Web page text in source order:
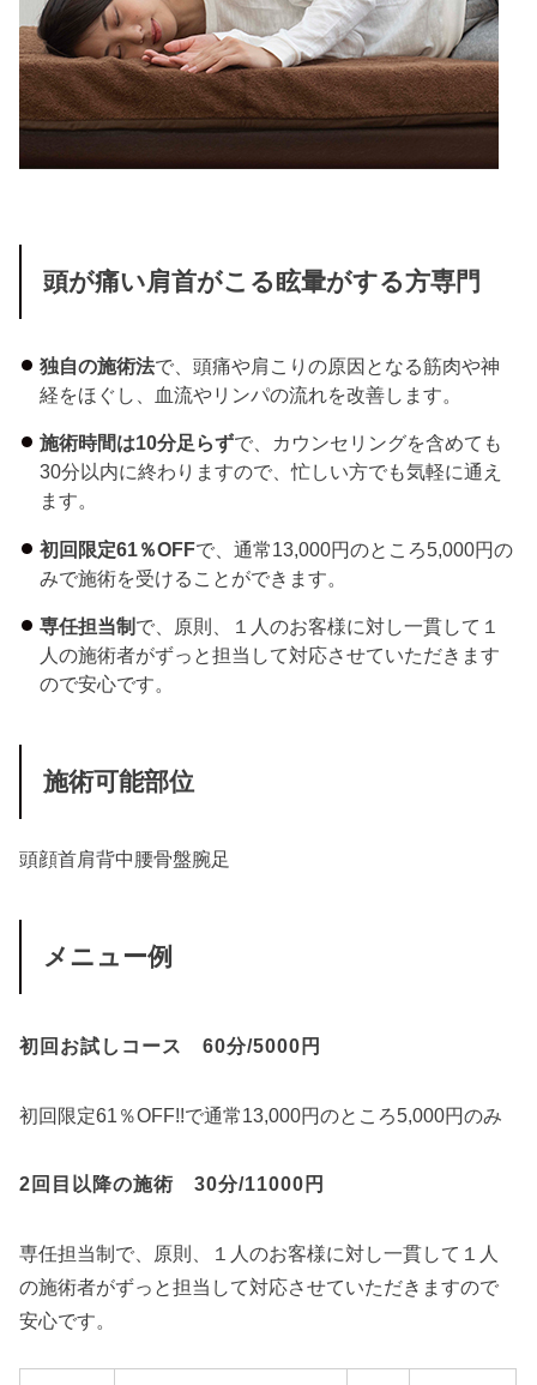
頭が痛い肩首がこる眩暈がする方専門
独自の施術法で、頭痛や肩こりの原因となる筋肉や神
経をほぐし、血流やリンパの流れを改善します。
施術時間は10分足らずで、カウンセリングを含めても
30分以内に終わりますので、忙しい方でも気軽に通え
ます。
初回限定61％OFFで、通常13,000円のところ5,000円の
みで施術を受けることができます。
専任担当制 で、原則、１人のお客様に対し一貫して１
人の施術者がずっと担当して対応させていただきます
ので安心です。
施術可能部位
頭顔首肩背中腰骨盤腕足
メニュー例
初回お試しコース 60分/5000円
初回限定61％OFF!!で通常13,000円のところ5,000円のみ
2回目以降の施術 30分/11000円
専任担当制で、原則、１人のお客様に対し一貫して１人
の施術者がずっと担当して対応させていただきますので
安心です。